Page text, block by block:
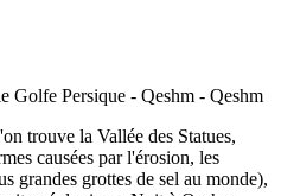
trouve la Vallée des Statues,
causées par l'érosion, les
grandes grottes de sel au monde),